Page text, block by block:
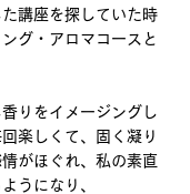
講座を探していた時
グ・アロマコースと
りをイメージングし
楽しくて、固く凝り
がほぐれ、私の素直
うになり、